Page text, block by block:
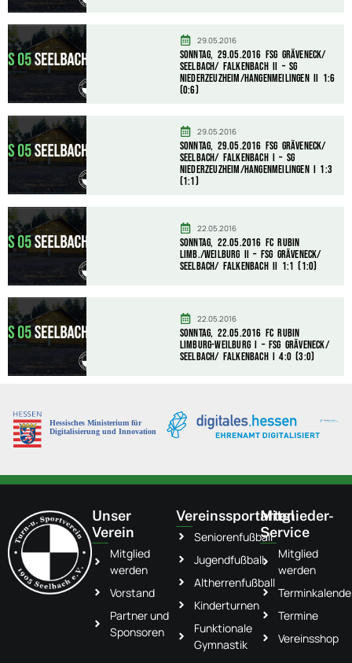
29.05.2016
Sonntag, 29.05.2016 FSG Gräveneck/
Seelbach/ Falkenbach II – SG
Niederzeuzheim/Hangenmeilingen II 1:6
(0:6)
29.05.2016
Sonntag, 29.05.2016 FSG Gräveneck/
Seelbach/ Falkenbach I – SG
Niederzeuzheim/Hangenmeilingen I 1:3
(1:1)
22.05.2016
Sonntag, 22.05.2016 FC Rubin
Limb./Weilburg II – FSG Gräveneck/
Seelbach/ Falkenbach II 1:1 (1:0)
22.05.2016
Sonntag, 22.05.2016 FC Rubin
Limburg-Weilburg I – FSG Gräveneck/
Seelbach/ Falkenbach I 4:0 (3:0)
Unser
Verein
Mitglied
werden
Vorstand
Partner und
Sponsoren
Vereinssportarten
Seniorenfußball
Jugendfußball
Altherrenfußball
Kinderturnen
Funktionale
Gymnastik
Mitglieder-
Service
Mitglied
werden
Termine
Vereinsshop